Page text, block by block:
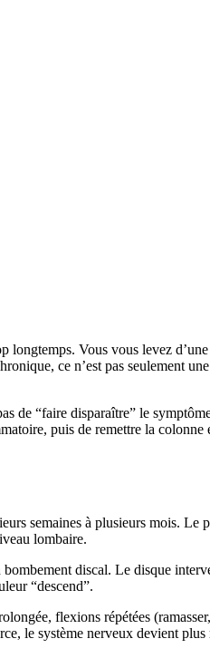
Vous vous levez
ce n’est pas seulement
de “faire disparaître” le
puis de remettre la colonne
semaines à plusieurs mois. Le
lombaire.
bombement discal. Le disque
“descend”.
flexions répétées
le système nerveux devient